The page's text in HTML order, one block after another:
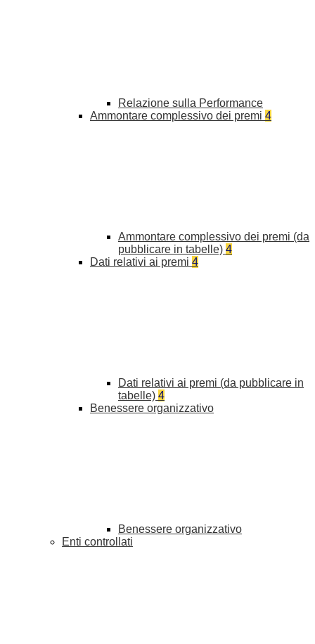
Relazione sulla Performance
Ammontare complessivo dei premi 4
Ammontare complessivo dei premi (da
pubblicare in tabelle) 4
Dati relativi ai premi 4
Dati relativi ai premi (da pubblicare in
tabelle) 4
Benessere organizzativo
Benessere organizzativo
Enti controllati